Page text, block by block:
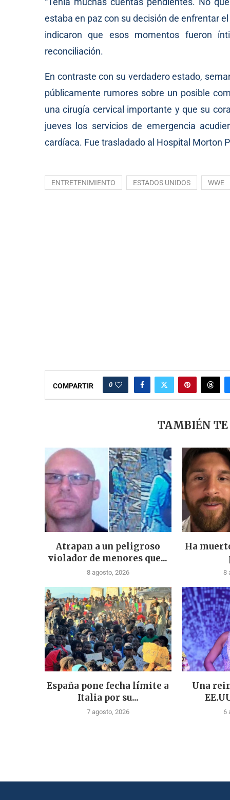
estaba en paz con su decisión de enfrentar
indicaron que esos momentos fueron
reconciliación.
En contraste con su verdadero estado,
públicamente rumores sobre un posible
una cirugía cervical importante y que su
jueves los servicios de emergencia
cardíaca. Fue trasladado al Hospital Morton
ENTRETENIMIENTO ESTADOS UNIDOS WWE
COMPARTIR 0
TAMBIÉN TE
Atrapan a un peligroso
violador de menores que...
8 agosto, 2026
Ha
8
España pone fecha límite a
Italia por su...
7 agosto, 2026
Una
6